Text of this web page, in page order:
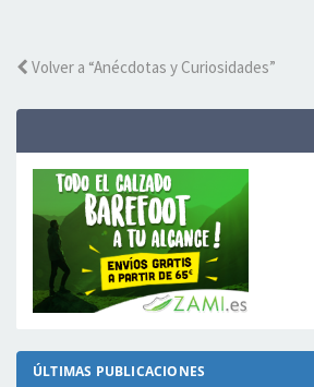
ÚLTIMAS PUBLICACIONES
Volver a “Anécdotas y Curiosidades”